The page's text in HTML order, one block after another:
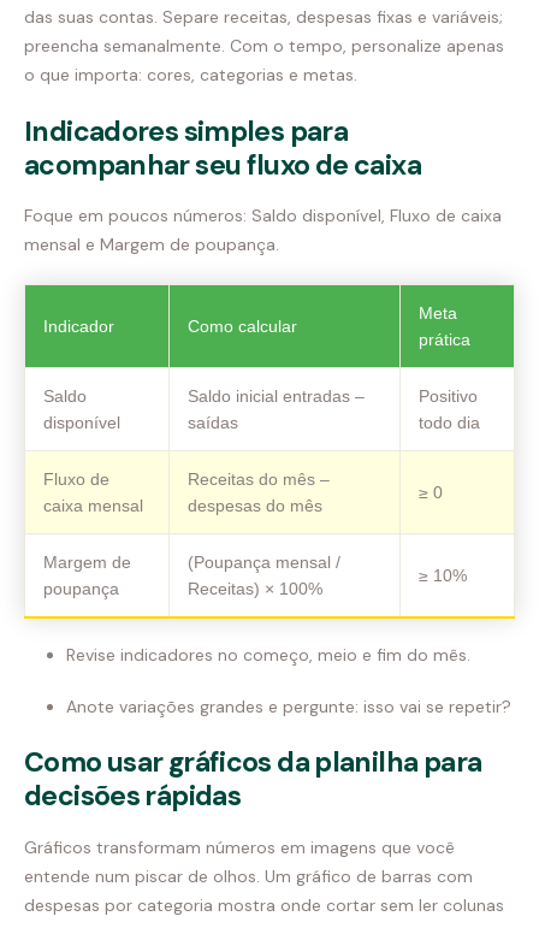
das suas contas. Separe receitas, despesas fixas e variáveis;
preencha semanalmente. Com o tempo, personalize apenas
o que importa: cores, categorias e metas.
Indicadores simples para
acompanhar seu fluxo de caixa
Foque em poucos números: Saldo disponível, Fluxo de caixa
mensal e Margem de poupança.
Indicador Como calcular
Meta
prática
Saldo
disponível
Saldo inicial entradas –
saídas
Positivo
todo dia
Fluxo de
caixa mensal
Receitas do mês –
despesas do mês
≥ 0
Margem de
poupança
(Poupança mensal /
Receitas) × 100%
≥ 10%
Revise indicadores no começo, meio e fim do mês.
Anote variações grandes e pergunte: isso vai se repetir?
Como usar gráficos da planilha para
decisões rápidas
Gráficos transformam números em imagens que você
entende num piscar de olhos. Um gráfico de barras com
despesas por categoria mostra onde cortar sem ler colunas